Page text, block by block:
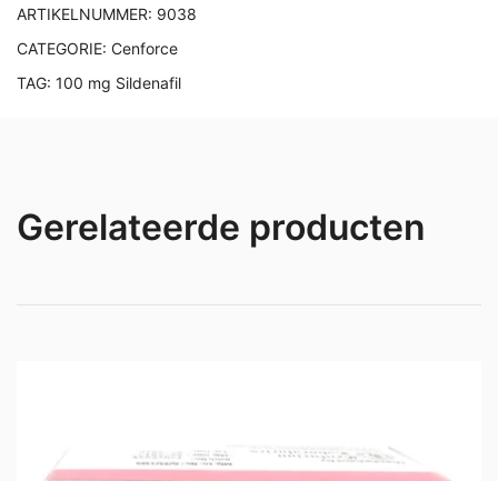
ARTIKELNUMMER: 9038
CATEGORIE: Cenforce
TAG: 100 mg Sildenafil
Gerelateerde producten